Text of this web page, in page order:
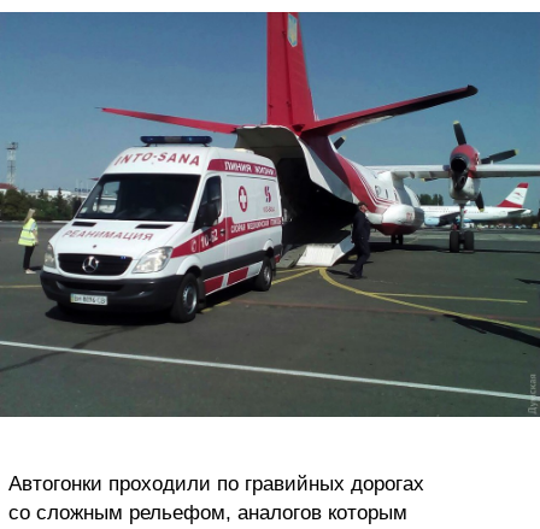
Автогонки проходили по гравийных дорогах
со сложным рельефом, аналогов которым